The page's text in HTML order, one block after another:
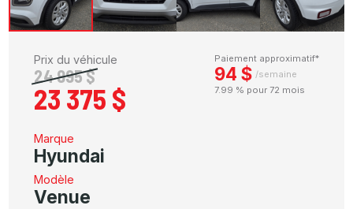
Prix du véhicule
24 995 $
23 375 $
Paiement approximatif*
94 $ /semaine
7.99 % pour 72 mois
Marque
Hyundai
Modèle
Venue